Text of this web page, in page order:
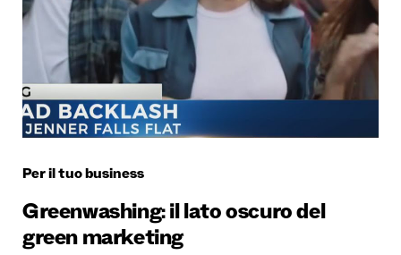
Per il tuo business
Greenwashing: il lato oscuro del
green marketing